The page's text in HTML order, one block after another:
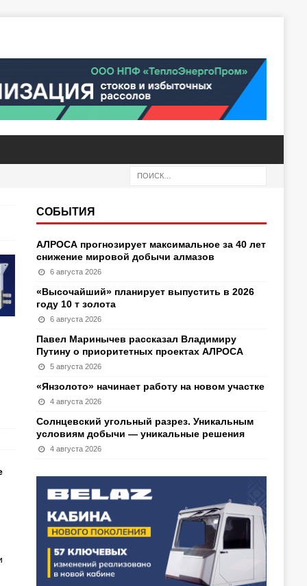
СОБЫТИЯ
АЛРОСА прогнозирует максимальное за 40 лет
снижение мировой добычи алмазов
6 августа 2026
«Высочайший» планирует выпустить в 2026
году 10 т золота
6 августа 2026
Павел Маринычев рассказал Владимиру
Путину о приоритетных проектах АЛРОСА
5 августа 2026
«Янзолото» начинает работу на новом участке
4 августа 2026
Солнцевский угольный разрез. Уникальным
условиям добычи — уникальные решения
4 августа 2026